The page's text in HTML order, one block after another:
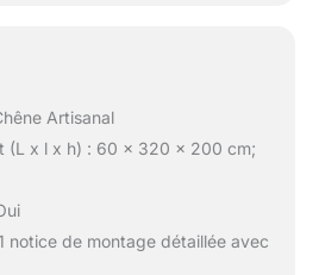
Artisanal
(L x l x h) : 60 x 320 x 200 cm;
notice de montage détaillée avec